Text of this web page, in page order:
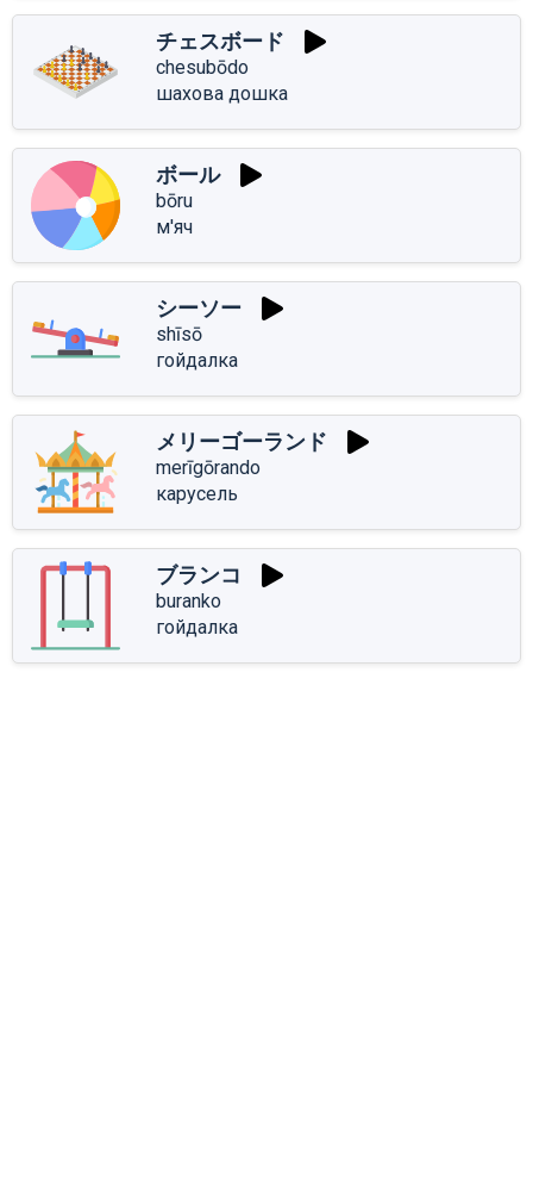
チェスボード
chesubōdo
шахова дошка
ボール
bōru
м'яч
シーソー
shīsō
гойдалка
メリーゴーランド
merīgōrando
карусель
ブランコ
buranko
гойдалка